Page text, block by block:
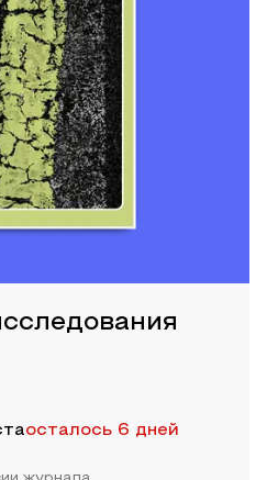
осталось 6 дней